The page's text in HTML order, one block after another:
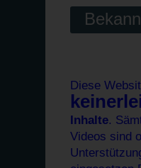
Diese
keinerlei
Inhalte.
Videos sind